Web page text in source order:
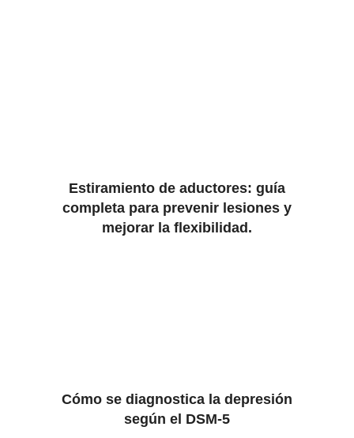
Estiramiento de aductores: guía
completa para prevenir lesiones y
mejorar la flexibilidad.
Cómo se diagnostica la depresión
según el DSM-5